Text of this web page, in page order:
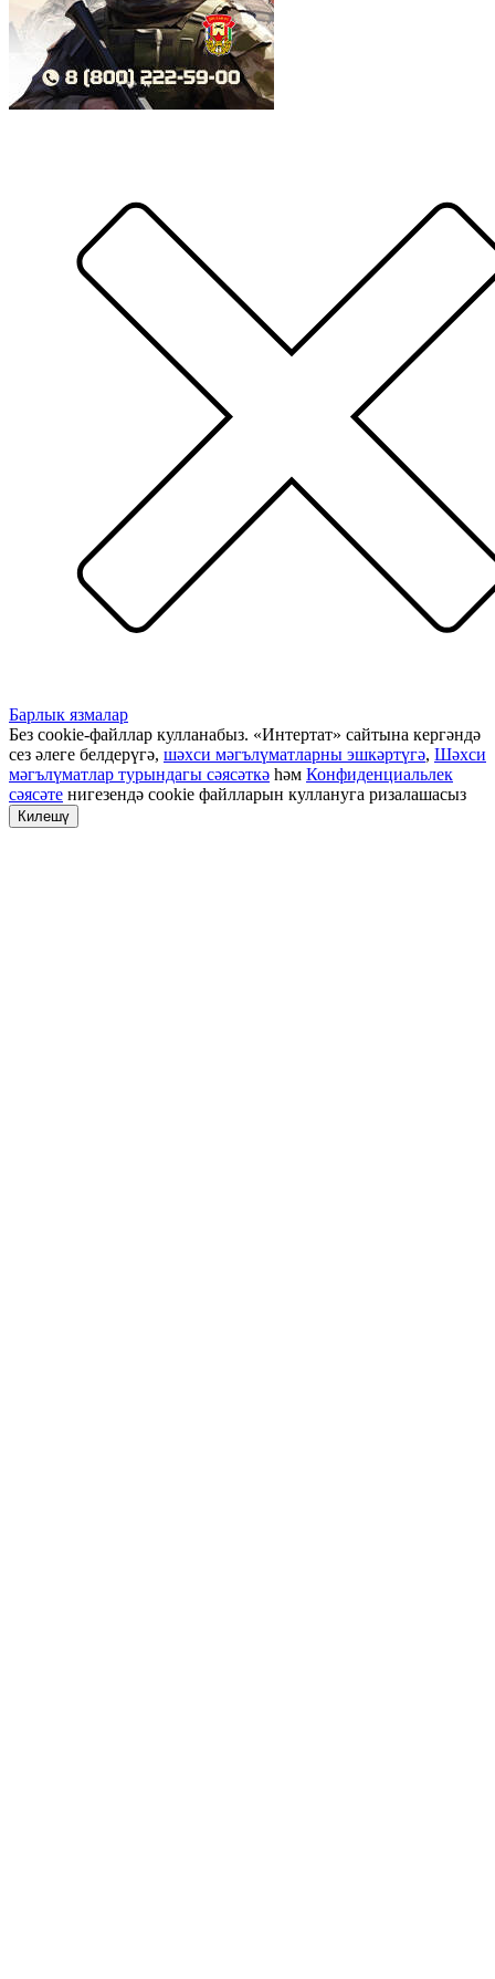
Барлык язмалар
Без cookie-файллар кулланабыз. «Интертат» сайтына кергәндә
сез әлеге белдерүгә, шәхси мәгълүматларны эшкәртүгә, Шәхси
мәгълүматлар турындагы сәясәткә һәм Конфиденциальлек
сәясәте нигезендә cookie файлларын куллануга ризалашасыз
Килешү